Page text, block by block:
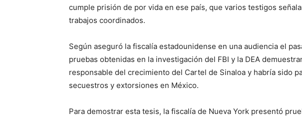
cumple prisión de por vida en ese país, que varios testigos
trabajos coordinados.
Según aseguró la fiscalía estadounidense en una audiencia el
pruebas obtenidas en la investigación del FBI y la DEA
responsable del crecimiento del Cartel de Sinaloa y habría sido
secuestros y extorsiones en México.
Para demostrar esta tesis, la fiscalía de Nueva York presentó